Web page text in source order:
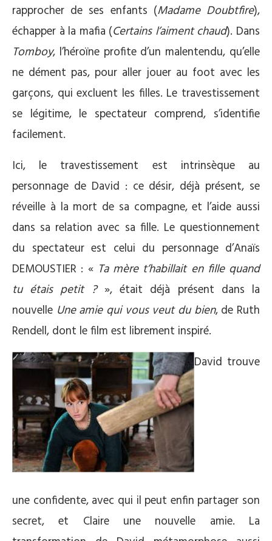
rapprocher de ses enfants (Madame Doubtfire),
échapper à la mafia (Certains l’aiment chaud). Dans
Tomboy, l’héroïne profite d’un malentendu, qu’elle
ne dément pas, pour aller jouer au foot avec les
garçons, qui excluent les filles. Le travestissement
se légitime, le spectateur comprend, s’identifie
facilement.
Ici, le travestissement est intrinsèque au
personnage de David : ce désir, déjà présent, se
réveille à la mort de sa compagne, et l’aide aussi
dans sa relation avec sa fille. Le questionnement
du spectateur est celui du personnage d’Anaïs
DEMOUSTIER : « Ta mère t’habillait en fille quand
tu étais petit ? », était déjà présent dans la
nouvelle Une amie qui vous veut du bien, de Ruth
Rendell, dont le film est librement inspiré.
David trouve
une confidente, avec qui il peut enfin partager son
secret, et Claire une nouvelle amie. La